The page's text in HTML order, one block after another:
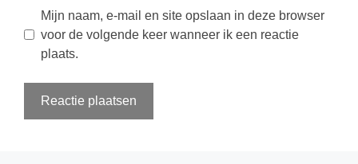
Mijn naam, e-mail en site opslaan in deze browser
voor de volgende keer wanneer ik een reactie
plaats.